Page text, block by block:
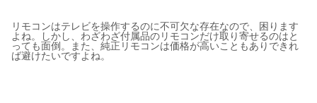
リモコンはテレビを操作するのに不可欠な存在なので、困ります
よね。しかし、わざわざ付属品のリモコンだけ取り寄せるのはと
っても面倒。また、純正リモコンは価格が高いこともありできれ
ば避けたいですよね。